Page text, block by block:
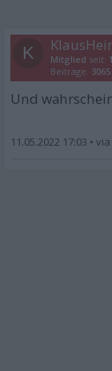
K Mitglied seit:
Beiträge: 3065
Und
11.05.2022 17:03 •